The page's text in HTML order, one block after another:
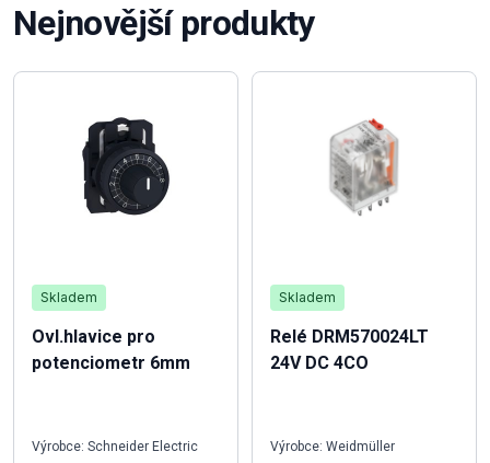
Nejnovější produkty
Skladem
Ovl.hlavice pro
potenciometr 6mm
Výrobce: Schneider Electric
Skladem
Relé DRM570024LT
24V DC 4CO
Výrobce: Weidmüller